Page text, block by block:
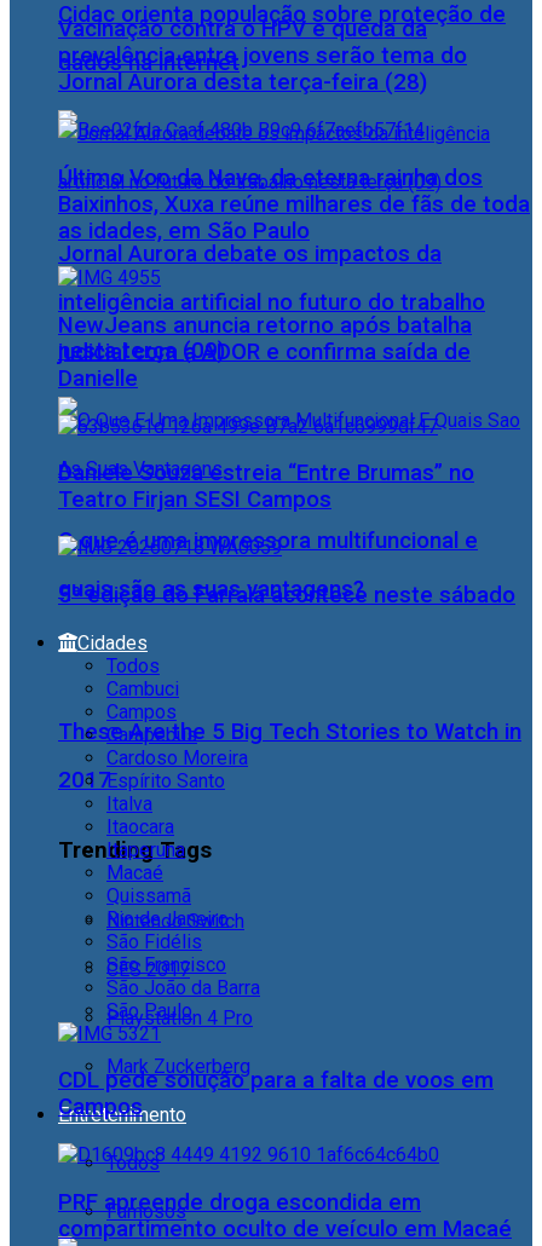
Cidac orienta população sobre proteção de
dados na internet
Jornal Aurora debate os impactos da
inteligência artificial no futuro do trabalho
nesta terça (09)
O que é uma impressora multifuncional e
quais são as suas vantagens?
These Are the 5 Big Tech Stories to Watch in
2017
Trending Tags
Nintendo Switch
CES 2017
Playstation 4 Pro
Mark Zuckerberg
Entretenimento
Todos
Famosos
Vacinação contra o HPV e queda da
prevalência entre jovens serão tema do
Jornal Aurora desta terça-feira (28)
Último Voo da Nave, da eterna rainha dos
Baixinhos, Xuxa reúne milhares de fãs de toda
as idades, em São Paulo
NewJeans anuncia retorno após batalha
judicial com a ADOR e confirma saída de
Danielle
Daniele Souza estreia “Entre Brumas” no
Teatro Firjan SESI Campos
5ª edição do Farraiá acontece neste sábado
Cidades
Todos
Cambuci
Campos
Carapebus
Cardoso Moreira
Espírito Santo
Italva
Itaocara
Itaperuna
Macaé
Quissamã
Rio de Janeiro
São Fidélis
São Francisco
São João da Barra
São Paulo
CDL pede solução para a falta de voos em
Campos
PRF apreende droga escondida em
compartimento oculto de veículo em Macaé